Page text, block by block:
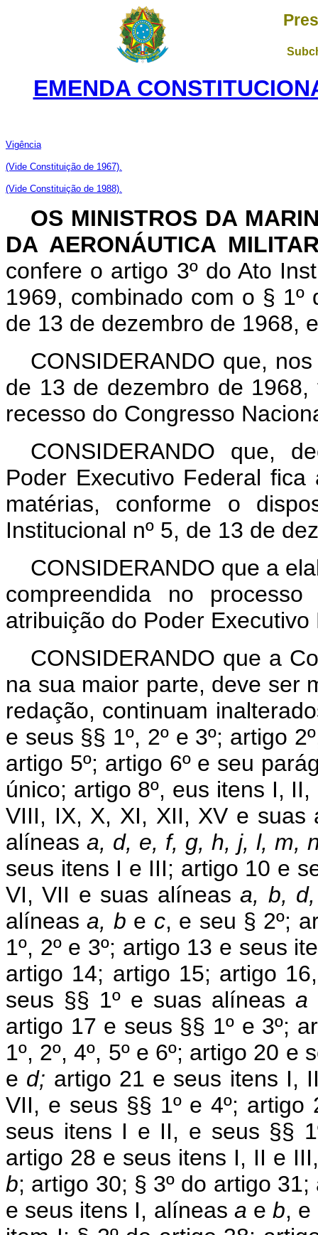
EMENDA
Vigência
(Vide Constituição de 1967).
(Vide Constituição de 1988).
OS MINISTROS DA
DA AERONÁUTICA
confere o artigo 3º do Ato
1969, combinado com o § 1º
de 13 de dezembro de 1968, e
CONSIDERANDO que,
de 13 de dezembro de
recesso do Congresso
CONSIDERANDO que,
Poder Executivo Federal
matérias, conforme o
Institucional nº 5, de 13 de
CONSIDERANDO que a
compreendida no
atribuição do Poder Executivo
CONSIDERANDO que a
na sua maior parte, deve ser
redação, continuam
e seus §§ 1º, 2º e 3º; artigo
artigo 5º; artigo 6º e seu
único; artigo 8º, eus itens I,
VIII, IX, X, XI, XII, XV e
alíneas a, d, e, f, g, h, j, l, m,
seus itens I e III; artigo 10 e
VI, VII e suas alíneasa, b,
alíneasa, b e c, e seu § 2º;
1º, 2º e 3º; artigo 13 e seus
artigo 14; artigo 15; artigo
seus §§ 1º e suas alíneas a
artigo 17 e seus §§ 1º e 3º;
1º, 2º, 4º, 5º e 6º; artigo 20
e d; artigo 21 e seus itens I,
VII, e seus §§ 1º e 4º;
seus itens I e II, e seus §§
artigo 28 e seus itens I, II e
b; artigo 30; § 3º do artigo
e seus itens I, alíneas a eb,